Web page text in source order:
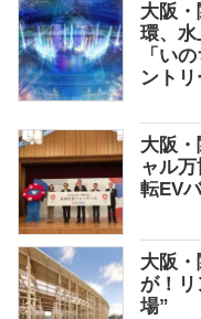
大阪
環、
「い
ント
大阪
ャル
転EV
大阪
が！リ
場”